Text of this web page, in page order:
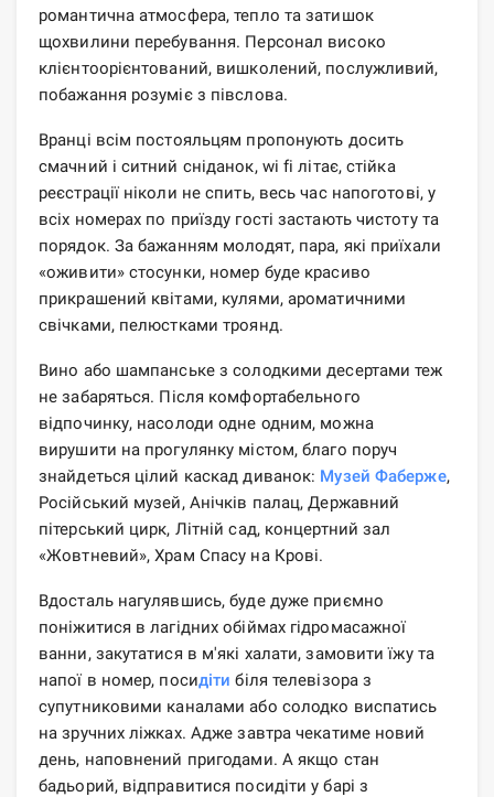
романтична атмосфера, тепло та затишок
щохвилини перебування. Персонал високо
клієнтоорієнтований, вишколений, послужливий,
побажання розуміє з півслова.
Вранці всім постояльцям пропонують досить
смачний і ситний сніданок, wi fi літає, стійка
реєстрації ніколи не спить, весь час напоготові, у
всіх номерах по приїзду гості застають чистоту та
порядок. За бажанням молодят, пара, які приїхали
«оживити» стосунки, номер буде красиво
прикрашений квітами, кулями, ароматичними
свічками, пелюстками троянд.
Вино або шампанське з солодкими десертами теж
не забаряться. Після комфортабельного
відпочинку, насолоди одне одним, можна
вирушити на прогулянку містом, благо поруч
знайдеться цілий каскад диванок: Музей Фаберже,
Російський музей, Анічків палац, Державний
пітерський цирк, Літній сад, концертний зал
«Жовтневий», Храм Спасу на Крові.
Вдосталь нагулявшись, буде дуже приємно
поніжитися в лагідних обіймах гідромасажної
ванни, закутатися в м'які халати, замовити їжу та
напої в номер, посидіти біля телевізора з
супутниковими каналами або солодко виспатись
на зручних ліжках. Адже завтра чекатиме новий
день, наповнений пригодами. А якщо стан
бадьорий, відправитися посидіти у барі з